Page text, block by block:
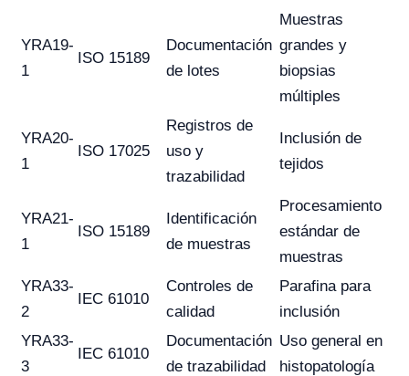
YRA19-
1
ISO 15189
Documentación
de lotes
Muestras
grandes y
biopsias
múltiples
YRA20-
1
ISO 17025
Registros de
uso y
trazabilidad
Inclusión de
tejidos
YRA21-
1
ISO 15189
Identificación
de muestras
Procesamiento
estándar de
muestras
YRA33-
2
IEC 61010
Controles de
calidad
Parafina para
inclusión
YRA33-
3
IEC 61010
Documentación
de trazabilidad
Uso general en
histopatología